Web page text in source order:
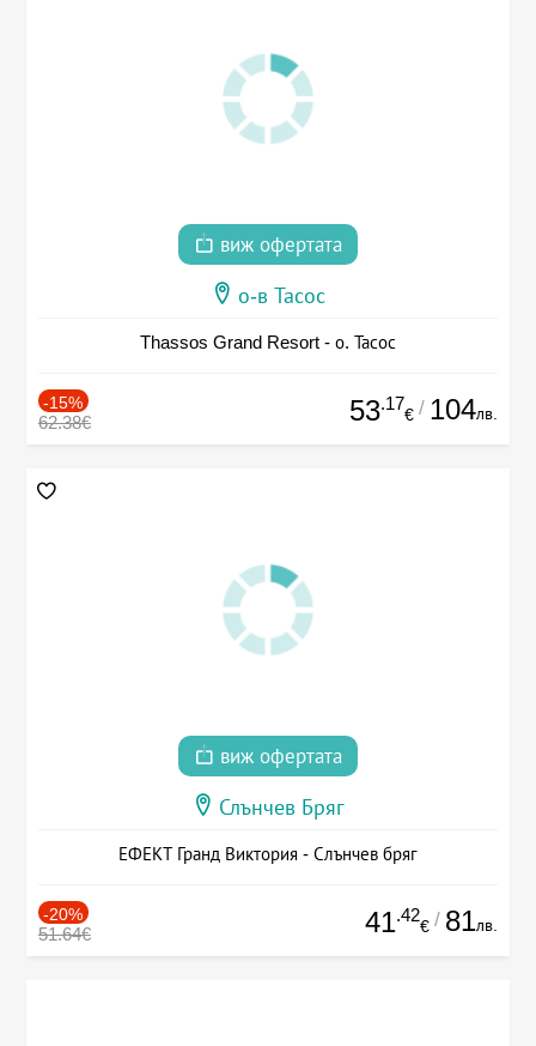
виж офертата
о-в Тасос
Thassos Grand Resort - о. Тасос
-15%
62.38€ 53.17
€ / 104лв.
виж офертата
Слънчев Бряг
ЕФЕКТ Гранд Виктория - Слънчев бряг
-20%
51.64€ 41.42
€ / 81лв.